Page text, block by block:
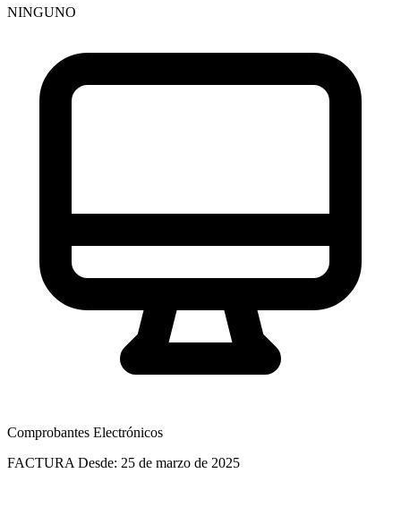
NINGUNO
Comprobantes Electrónicos
FACTURA Desde: 25 de marzo de 2025